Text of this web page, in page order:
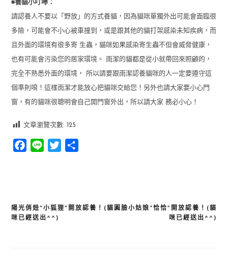
■養貓小叮嚀：
請認養人不要以「野放」的方式養貓，因為貓咪單獨外出可能會面臨很
多險，可能會不小心被車撞到，或是跟其他的貓打架感染未知疾病，而
且外面的環境有很多寄 生蟲，貓咪如果感染寄生蟲不但會威脅健康，
也有可能會污染您的居家環境。 雨潔的貓都是從小就帶回來照顧的，
完全不熟悉外面的環境， 所以請要跟雨潔認養貓咪的人一定要遵守這
個準則唷！這樣雨潔才能放心把貓咪交給您！另外也請大家要小心門
窗，有的貓咪很聰明會自己開門窗外出，所以請大家 務必小心！
文章瀏覽次數: 125
Facebook
Line Twitter
文
圓臉小姑娘“恰恰”開放認養！(貓
咪已經送出^^)
陽光俏妞“小狐狸”開放認養！(貓
咪已經送出^^)